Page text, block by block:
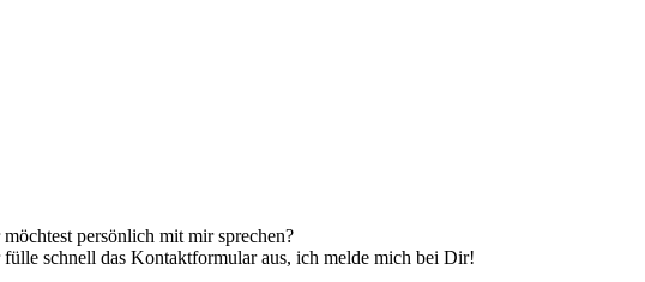
persönlich mit mir sprechen?
schnell das Kontaktformular aus, ich melde mich bei Dir!